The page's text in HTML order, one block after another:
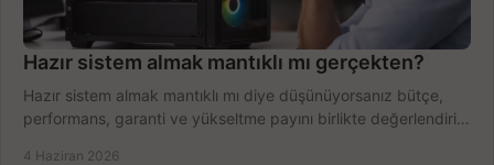
Hazır sistem almak mantıklı mı gerçekten?
Hazır sistem almak mantıklı mı diye düşünüyorsanız bütçe,
performans, garanti ve yükseltme payını birlikte değerlendirin,
4 Haziran 2026